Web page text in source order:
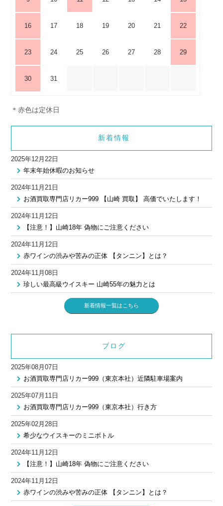
16 17 18 19 20 21 22
23 24 25 26 27 28 29
30 31
＊赤色は定休日
新着情報
2025年12月22日
年末年始休暇のお知らせ
2024年11月21日
お酒買取専門店リカー999 【山崎 買取】 高価でいたします！
2024年11月12日
【注意！】山崎18年 偽物にご注意ください
2024年11月12日
赤ワインの渋みや苦みの正体 【タンニン】とは？
2024年11月08日
珍しい最高級ウイスキー 山崎55年の魅力とは
新着情報一覧はこちら
ブログ
2025年08月07日
お酒買取専門店リカー999（東京本社）近隣駐車場案内
2025年07月11日
お酒買取専門店リカー999（東京本社）行き方
2025年02月28日
希少なウイスキーのミニボトル
2024年11月12日
【注意！】山崎18年 偽物にご注意ください
2024年11月12日
赤ワインの渋みや苦みの正体 【タンニン】とは？